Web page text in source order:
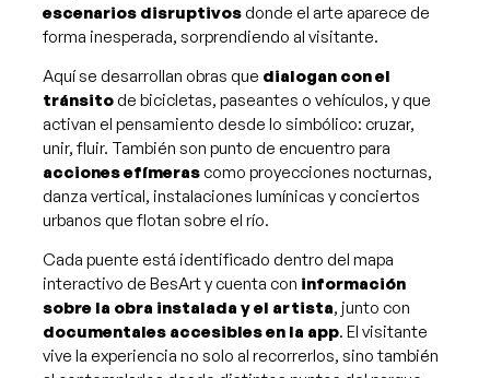
escenarios disruptivos donde el arte aparece de
forma inesperada, sorprendiendo al visitante.
Aquí se desarrollan obras que dialogan con el
tránsito de bicicletas, paseantes o vehículos, y que
activan el pensamiento desde lo simbólico: cruzar,
unir, fluir. También son punto de encuentro para
acciones efímeras como proyecciones nocturnas,
danza vertical, instalaciones lumínicas y conciertos
urbanos que flotan sobre el río.
Cada puente está identificado dentro del mapa
interactivo de BesArt y cuenta con información
sobre la obra instalada y el artista, junto con
documentales accesibles en la app. El visitante
vive la experiencia no solo al recorrerlos, sino también